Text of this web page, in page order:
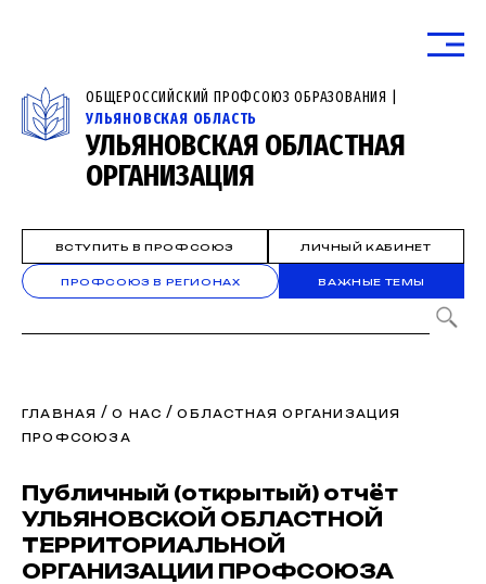
ОБЩЕРОССИЙСКИЙ ПРОФСОЮЗ ОБРАЗОВАНИЯ |
УЛЬЯНОВСКАЯ ОБЛАСТЬ
УЛЬЯНОВСКАЯ ОБЛАСТНАЯ
ОРГАНИЗАЦИЯ
ВСТУПИТЬ В ПРОФСОЮЗ ЛИЧНЫЙ КАБИНЕТ
ПРОФСОЮЗ В РЕГИОНАХ ВАЖНЫЕ ТЕМЫ
ГЛАВНАЯ /О НАС /ОБЛАСТНАЯ ОРГАНИЗАЦИЯ
ПРОФСОЮЗА
Публичный (открытый) отчёт
УЛЬЯНОВСКОЙ ОБЛАСТНОЙ
ТЕРРИТОРИАЛЬНОЙ
ОРГАНИЗАЦИИ ПРОФСОЮЗА